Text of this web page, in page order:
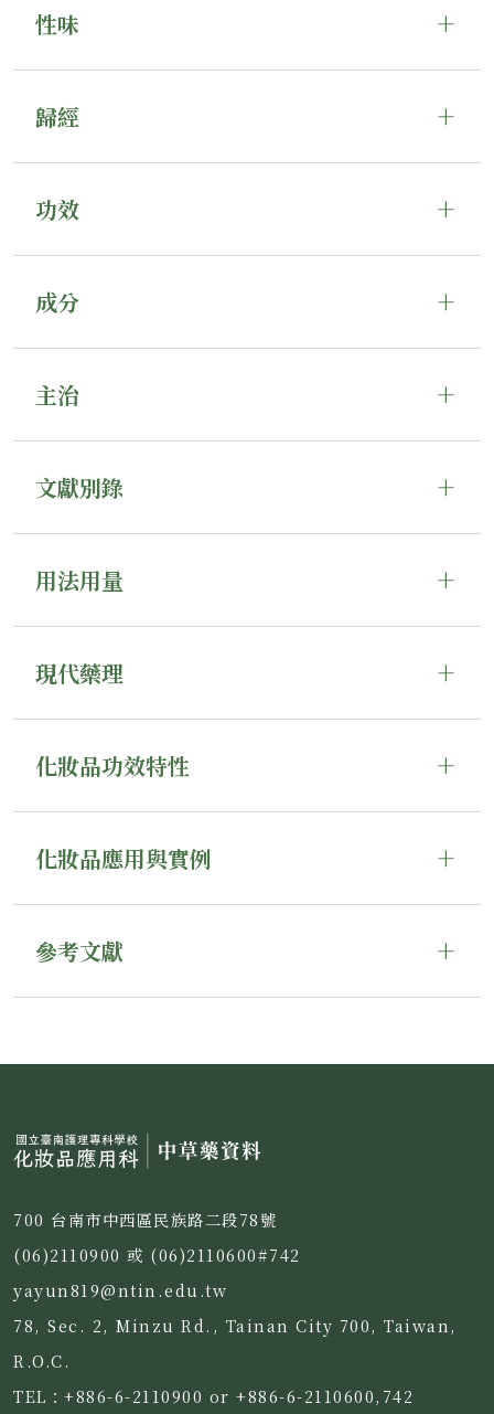
性味
歸經
功效
成分
主治
文獻別錄
用法用量
現代藥理
化妝品功效特性
化妝品應用與實例
參考文獻
700 台南市中西區民族路二段78號
(06)2110900 或 (06)2110600#742
yayun819@ntin.edu.tw
78, Sec. 2, Minzu Rd., Tainan City 700, Taiwan,
R.O.C.
TEL：+886-6-2110900 or +886-6-2110600,742